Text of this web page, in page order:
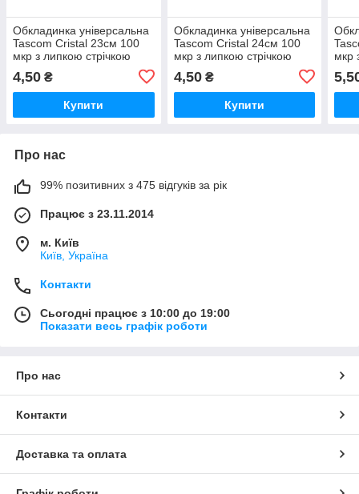
Обкладинка універсальна
Tascom Cristal 23см 100
мкр з липкою стрічкою
4,50 ₴
Купити
Обкладинка універсальна
Tascom Cristal 24см 100
мкр з липкою стрічкою
4,50₴
Купити
мкр
Про нас
99% позитивних з 475 відгуків за рік
Працює з 23.11.2014
м. Київ
Київ, Україна
Контакти
Сьогодні працює з 10:00 до 19:00
Показати весь графік роботи
Про нас
Контакти
Доставка та оплата